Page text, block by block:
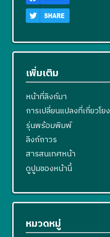
เพิ่มเติม
หน้าที่ลิงก์มา
การเปลี่ยนแปลงที่เกี่ยวโยง
รุ่นพร้อมพิมพ์
ลิงก์ถาวร
สารสนเทศหน้า
ดูปูมของหน้านี้
หมวดหมู่